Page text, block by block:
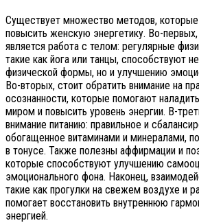
Существует множество методов,
повысить женскую энергетику. Во-
является работа с телом: регулярные
такие как йога или танцы, способствуют
физической формы, но и улучшению
Во-вторых, стоит обратить внимание на
осознанности, которые помогают
миром и повысить уровень энергии. В-
внимание питанию: правильное и
обогащенное витаминами и минералами,
в тонусе. Также полезны аффирмации и
которые способствуют улучшению
эмоционального фона. Наконец,
такие как прогулки на свежем воздухе и
помогает восстановить внутреннюю
энергией.